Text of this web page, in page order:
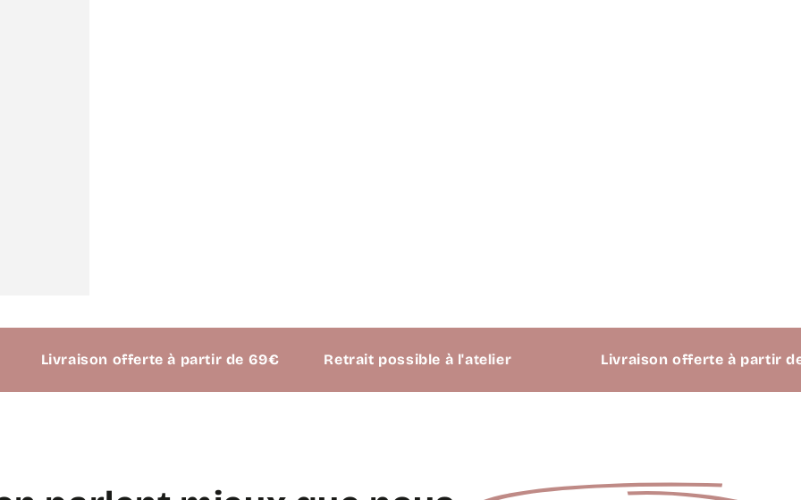
Livraison offerte à partir de 69€ Retrait possible à l'atelier Livraison offerte à partir de